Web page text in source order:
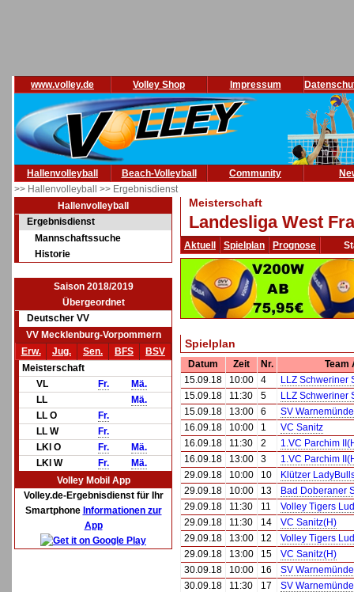
www.volley.de Volley Shop Impressum
Hallenvolleyball Beach-Volleyball Community
>> Hallenvolleyball >> Ergebnisdienst
Hallenvolleyball
Ergebnisdienst
Mannschaftssuche
Historie
Saison 2018/2019
Übergeordnet
Deutscher VV
VV Mecklenburg-Vorpommern
Erw.
Jug. Sen. BFS
BSV
Meisterschaft
VL
Fr.
Mä.
LL
Mä.
LL O
Fr.
LL W
Fr.
LKl O
Fr.
Mä.
LKl W
Fr.
Mä.
Volley Mobil App
Volley.de-Ergebnisdienst für Ihr
Smartphone Informationen zur
App
Meisterschaft
Landesliga West
Aktuell Spielplan Prognose
Spielplan
Datum Zeit Nr.
Team
15.09.18
10:00 4
LLZ Schweriner
15.09.18
11:30 5
LLZ Schweriner
15.09.18
13:00 6
SV
16.09.18
10:00 1
VC Sanitz
16.09.18
11:30 2
1.VC Parchim
16.09.18
13:00 3
1.VC Parchim
29.09.18
10:00 10
Klützer
29.09.18
10:00 13
Bad Doberaner
29.09.18
11:30 11
Volley Tigers
29.09.18
11:30 14
VC Sanitz(H)
29.09.18
13:00 12
Volley Tigers
29.09.18
13:00 15
VC Sanitz(H)
30.09.18
10:00 16
SV
30.09.18
11:30 17
SV